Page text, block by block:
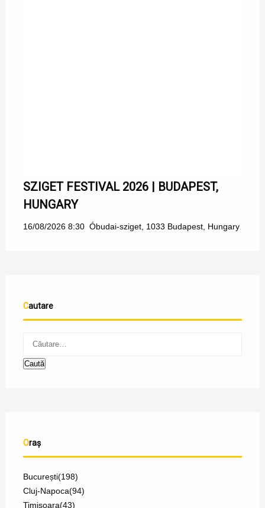
SZIGET FESTIVAL 2026 | BUDAPEST,
HUNGARY
16/08/2026 8:30 Óbudai-sziget, 1033 Budapest, Hungary
Cautare
Oraș
București(198)
Cluj-Napoca(94)
Timișoara(43)